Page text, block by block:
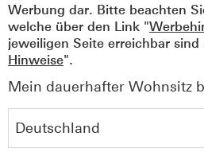
Werbung dar. Bitte beachten
welche über den Link "
jeweiligen Seite erreichbar sind
Hinweise".
Mein dauerhafter Wohnsitz